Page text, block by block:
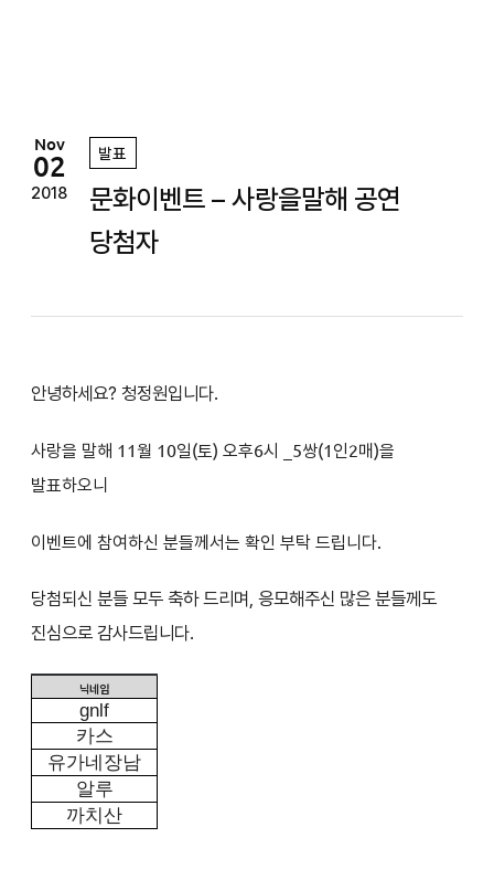
Nov
02
2018
발표
문화이벤트 – 사랑을말해 공연
당첨자
안녕하세요? 청정원입니다.
사랑을 말해 11 월 10일(토) 오후6시
_5쌍(1인2매)을
발표하오니
이벤트에 참여하신 분들께서는 확인 부탁 드립니다.
당첨되신 분들 모두 축하 드리며, 응모해주신 많은 분들께도
진심으로 감사드립니다.
닉네임
gnlf
카스
유가네장남
알루
까치산